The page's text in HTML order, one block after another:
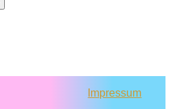
Impressum